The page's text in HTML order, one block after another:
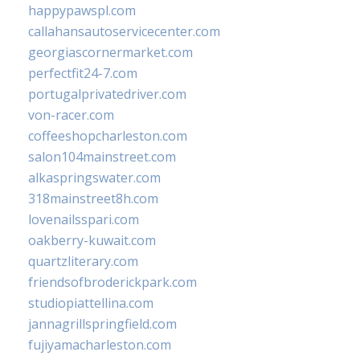
happypawspl.com
callahansautoservicecenter.com
georgiascornermarket.com
perfectfit24-7.com
portugalprivatedriver.com
von-racer.com
coffeeshopcharleston.com
salon104mainstreet.com
alkaspringswater.com
318mainstreet8h.com
lovenailsspari.com
oakberry-kuwait.com
quartzliterary.com
friendsofbroderickpark.com
studiopiattellina.com
jannagrillspringfield.com
fujiyamacharleston.com